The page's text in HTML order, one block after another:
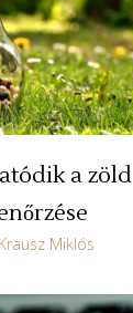
a zöld
Miklós